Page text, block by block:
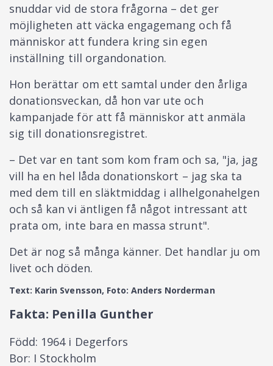
snuddar vid de stora frågorna – det ger
möjligheten att väcka engagemang och få
människor att fundera kring sin egen
inställning till organdonation.
Hon berättar om ett samtal under den årliga
donationsveckan, då hon var ute och
kampanjade för att få människor att anmäla
sig till donationsregistret.
– Det var en tant som kom fram och sa, "ja, jag
vill ha en hel låda donationskort – jag ska ta
med dem till en släktmiddag i allhelgonahelgen
och så kan vi äntligen få något intressant att
prata om, inte bara en massa strunt".
Det är nog så många känner. Det handlar ju om
livet och döden.
Text: Karin Svensson, Foto: Anders Norderman
Fakta: Penilla Gunther
Född: 1964 i Degerfors
Bor: I Stockholm